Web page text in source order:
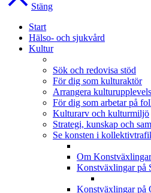
Stäng
Start
Hälso- och sjukvård
Kultur
Sök och redovisa stöd
För dig som kulturaktör
Arrangera
För dig som arbetar på
Kulturarv och kulturmiljö
Strategi, kunskap och
Se konsten i
Om Konstväxlingar
Konstväxlingar på
Konstväxlingar på